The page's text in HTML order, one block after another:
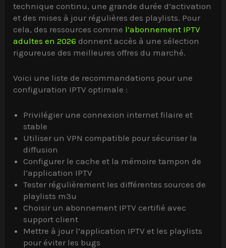
technique continu, une grande durée d’activation
et des mises à jour régulières des playlists. Pour
cela, des ressources comme l’abonnement IPTV
adultes en 2026 donnent accès à une sélection
rigoureuse des meilleures offres du marché.
Voici une liste de recommandations pour une
configuration IPTV optimale :
Privilégier une connexion internet filaire et
stable
Utiliser un VPN compatible pour sécuriser la
diffusion
Configurer le cache et la mémoire tampon de
l’application IPTV
Tester régulièrement les différentes sources de
playlists m3u
Choisir un abonnement IPTV certifié avec
support client
Mettre à jour l’application IPTV et les playlists
pour éviter les bugs